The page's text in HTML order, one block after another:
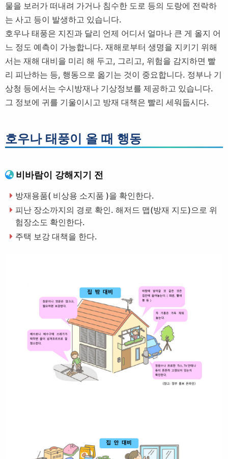
물을 보러가 떠내려 가거나 침수한 도로 등의 도랑에 전락하
는 사고 등이 발생하고 있습니다.
호우나 태풍은 지진과 달리 언제 어디서 얼마나 큰 게 올지 어
느 정도 예측이 가능합니다. 재해로부터 생명을 지키기 위해
서는 재해 대비을 미리 해 두고, 그리고, 위험을 감지하면 빨
리 피난하는 등, 행동으로 옮기는 것이 중요합니다. 정부나 기
상청 등에서는 수시방재나 기상정보를 제공하고 있습니다.
그 정보에 귀를 기울이시고 방재 대책은 빨리 세워둡시다.
호우나 태풍이 올 때 행동
비바람이 강해지기 전
방재용품( 비상용 소지품 )을 확인한다.
피난 장소까지의 경로 확인. 해저드 맵(방재 지도)으로 위
험장소도 확인한다.
주택 보강 대책을 한다.